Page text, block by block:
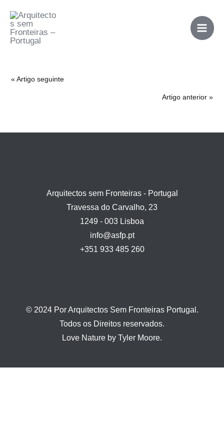
content
« Artigo seguinte
Artigo anterior »
Arquitectos sem Fronteiras - Portugal
Travessa do Carvalho, 23
1249 - 003 Lisboa
info@asfp.pt
+351 933 485 260
© 2024 Por Arquitectos Sem Fronteiras Portugal.
Todos os Direitos reservados.
Love Nature by Tyler Moore.